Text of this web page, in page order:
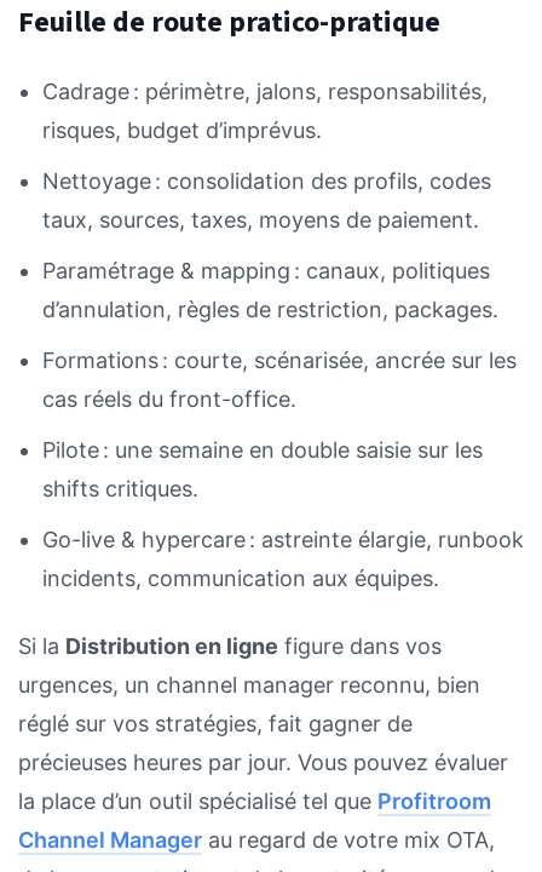
Feuille de route pratico-pratique
Cadrage : périmètre, jalons, responsabilités,
risques, budget d’imprévus.
Nettoyage : consolidation des profils, codes
taux, sources, taxes, moyens de paiement.
Paramétrage & mapping : canaux, politiques
d’annulation, règles de restriction, packages.
Formations : courte, scénarisée, ancrée sur les
cas réels du front-office.
Pilote : une semaine en double saisie sur les
shifts critiques.
Go-live & hypercare : astreinte élargie, runbook
incidents, communication aux équipes.
Si la Distribution en ligne figure dans vos
urgences, un channel manager reconnu, bien
réglé sur vos stratégies, fait gagner de
précieuses heures par jour. Vous pouvez évaluer
la place d’un outil spécialisé tel que Profitroom
Channel Manager au regard de votre mix OTA,